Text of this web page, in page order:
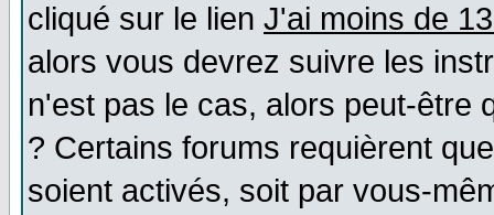
cliqué sur le lien J'ai moins de
alors vous devrez suivre les
n'est pas le cas, alors peut-être
? Certains forums requièrent
soient activés, soit par vous-